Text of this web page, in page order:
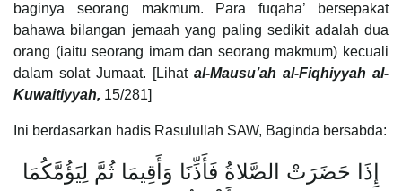
baginya seorang makmum. Para fuqaha’ bersepakat
bahawa bilangan jemaah yang paling sedikit adalah dua
orang (iaitu seorang imam dan seorang makmum) kecuali
dalam solat Jumaat. [Lihat al-Mausu’ah al-Fiqhiyyah al-
Kuwaitiyyah, 15/281]
Ini berdasarkan hadis Rasulullah SAW, Baginda bersabda:
إِذَا حَضَرَتْ الصَّلاةُ فَأَذِّنَا وَأَقِيمَا ثُمَّ لِيَؤُمَّكُمَا